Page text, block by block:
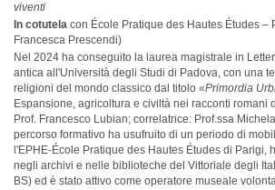
viventi
In cotutela con École Pratique des Hautes Études –
Francesca Prescendi)
Nel 2024 ha conseguito la laurea magistrale in
antica all'Università degli Studi di Padova, con una
religioni del mondo classico dal titolo «Primordia
Espansione, agricoltura e civiltà nei racconti romani
Prof. Francesco Lubian; correlatrice: Prof.ssa
percorso formativo ha usufruito di un periodo di
l'EPHE-École Pratique des Hautes Études di Parigi,
negli archivi e nelle biblioteche del Vittoriale degli
BS) ed è stato attivo come operatore museale